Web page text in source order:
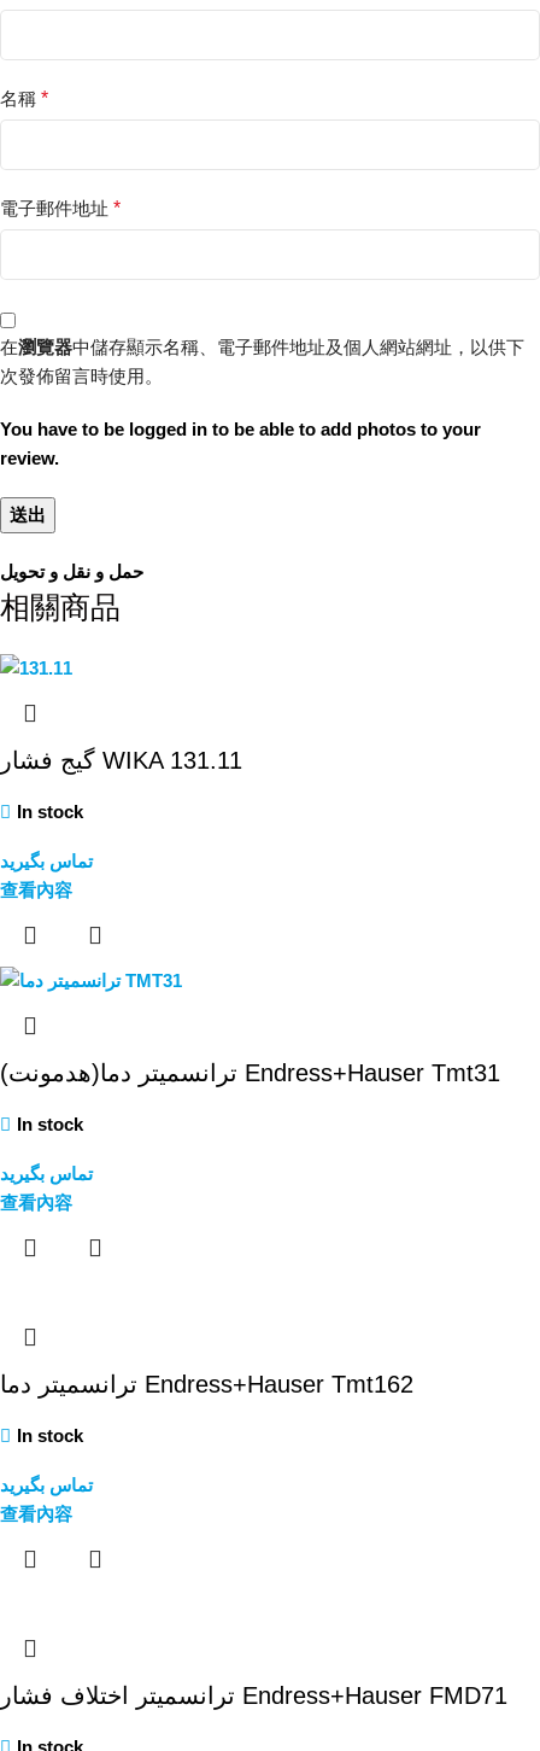
名稱 *
電子郵件地址 *
在瀏覽器中儲存顯示名稱、電子郵件地址及個人網站網址，以供下
次發佈留言時使用。
You have to be logged in to be able to add photos to your
review.
حمل و نقل و تحویل
相關商品
گیج فشار WIKA 131.11
In stock
تماس بگیرید
查看內容
ترانسمیتر دما(هدمونت) Endress+Hauser Tmt31
In stock
تماس بگیرید
查看內容
ترانسمیتر دما Endress+Hauser Tmt162
In stock
تماس بگیرید
查看內容
ترانسمیتر اختلاف فشار Endress+Hauser FMD71